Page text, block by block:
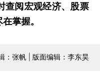
查阅宏观经济、股票
掌握。
：张帆 | 版面编辑：李东昊